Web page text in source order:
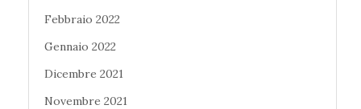
Febbraio 2022
Gennaio 2022
Dicembre 2021
Novembre 2021